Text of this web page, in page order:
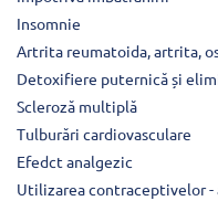
Insomnie
Artrita reumatoida, artrita,
Detoxifiere puternică și
Scleroză multiplă
Tulburări cardiovasculare
Efedct analgezic
Utilizarea contraceptivelor